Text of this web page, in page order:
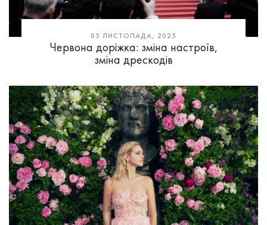
05 ЛИСТОПАДА, 2025
Червона доріжка: зміна настроїв,
зміна дрескодів